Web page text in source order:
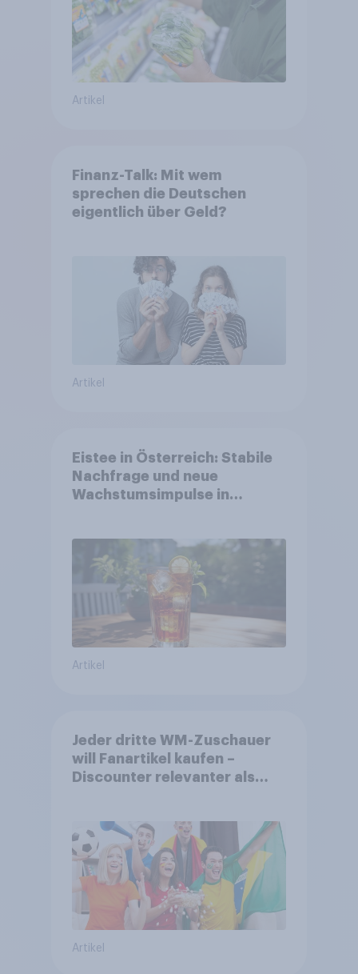
Artikel
Finanz-Talk: Mit wem
sprechen die Deutschen
eigentlich über Geld?
Artikel
Eistee in Österreich: Stabile
Nachfrage und neue
Wachstumsimpulse in
Artikel
Jeder dritte WM-Zuschauer
will Fanartikel kaufen –
Discounter relevanter als
Artikel